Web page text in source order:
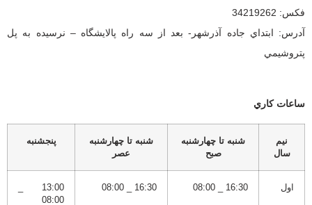
فكس:34219262
آدرس: ابتداي جاده آذرشهر- بعد از سه راه پالايشگاه – نرسيده به پل
پتروشيمي
ساعات كاري
نيم
سال
شنبه تا چهارشنبه
صبح
شنبه تا چهارشنبه
عصر
پنجشنبه
اول 16:30 _ 08:00
16:30 _ 08:00
13:00 _
08:00